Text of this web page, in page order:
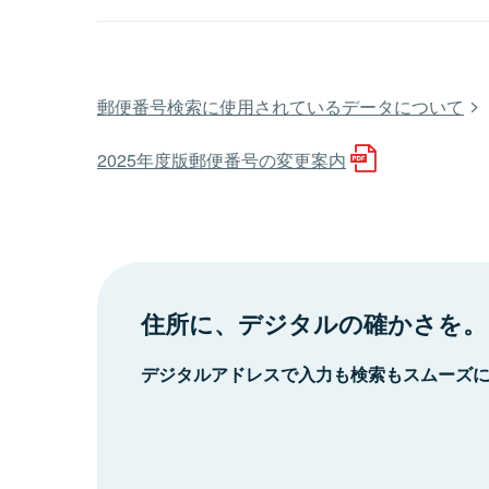
郵便番号検索に使用されているデータについて
2025年度版郵便番号の変更案内
住所に、デジタルの確かさを。
デジタルアドレスで入力も検索もスムーズ